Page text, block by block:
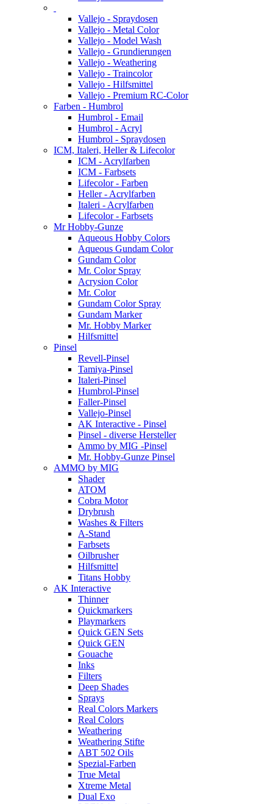
Vallejo - Spraydosen
Vallejo - Metal Color
Vallejo - Model Wash
Vallejo - Grundierungen
Vallejo - Weathering
Vallejo - Traincolor
Vallejo - Hilfsmittel
Vallejo - Premium RC-Color
Farben - Humbrol
Humbrol - Email
Humbrol - Acryl
Humbrol - Spraydosen
ICM, Italeri, Heller & Lifecolor
ICM - Acrylfarben
ICM - Farbsets
Lifecolor - Farben
Heller - Acrylfarben
Italeri - Acrylfarben
Lifecolor - Farbsets
Mr Hobby-Gunze
Aqueous Hobby Colors
Aqueous Gundam Color
Gundam Color
Mr. Color Spray
Acrysion Color
Mr. Color
Gundam Color Spray
Gundam Marker
Mr. Hobby Marker
Hilfsmittel
Pinsel
Revell-Pinsel
Tamiya-Pinsel
Italeri-Pinsel
Humbrol-Pinsel
Faller-Pinsel
Vallejo-Pinsel
AK Interactive - Pinsel
Pinsel - diverse Hersteller
Ammo by MIG -Pinsel
Mr. Hobby-Gunze Pinsel
AMMO by MIG
Shader
ATOM
Cobra Motor
Drybrush
Washes & Filters
A-Stand
Farbsets
Oilbrusher
Hilfsmittel
Titans Hobby
AK Interactive
Thinner
Quickmarkers
Playmarkers
Quick GEN Sets
Quick GEN
Gouache
Inks
Filters
Deep Shades
Sprays
Real Colors Markers
Real Colors
Weathering
Weathering Stifte
ABT 502 Oils
Spezial-Farben
True Metal
Xtreme Metal
Dual Exo